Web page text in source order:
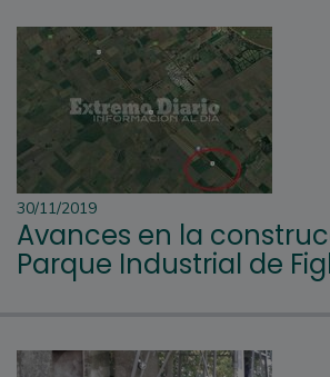
30/11/2019
Avances en la
Parque Industrial de